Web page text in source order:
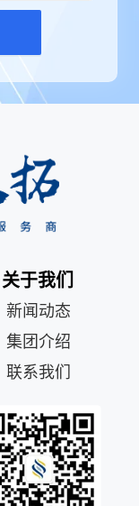
关于我们
新闻动态
集团介绍
联系我们